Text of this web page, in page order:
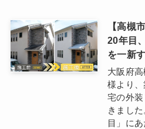
【高槻
20年目
を一新
大阪府
様より
宅の外
きまし
目」に